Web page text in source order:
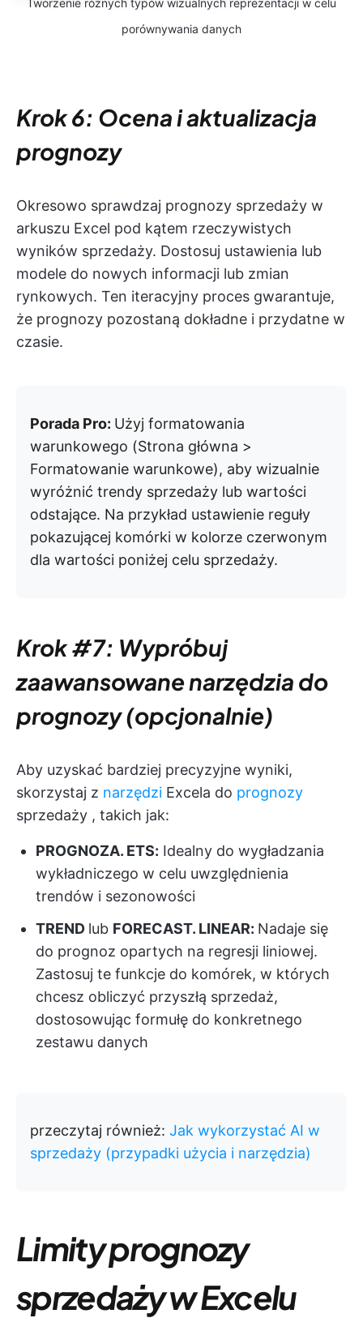
Tworzenie różnych typów wizualnych reprezentacji w celu
porównywania danych
Krok 6: Ocena i aktualizacja
prognozy
Okresowo sprawdzaj prognozy sprzedaży w
arkuszu Excel pod kątem rzeczywistych
wyników sprzedaży. Dostosuj ustawienia lub
modele do nowych informacji lub zmian
rynkowych. Ten iteracyjny proces gwarantuje,
że prognozy pozostaną dokładne i przydatne w
czasie.
Porada Pro: Użyj formatowania
warunkowego (Strona główna >
Formatowanie warunkowe), aby wizualnie
wyróżnić trendy sprzedaży lub wartości
odstające. Na przykład ustawienie reguły
pokazującej komórki w kolorze czerwonym
dla wartości poniżej celu sprzedaży.
Krok #7: Wypróbuj
zaawansowane narzędzia do
prognozy (opcjonalnie)
Aby uzyskać bardziej precyzyjne wyniki,
skorzystaj z narzędzi Excela do prognozy
sprzedaży , takich jak:
PROGNOZA. ETS: Idealny do wygładzania
wykładniczego w celu uwzględnienia
trendów i sezonowości
TREND lub FORECAST. LINEAR: Nadaje się
do prognoz opartych na regresji liniowej.
Zastosuj te funkcje do komórek, w których
chcesz obliczyć przyszłą sprzedaż,
dostosowując formułę do konkretnego
zestawu danych
przeczytaj również: Jak wykorzystać AI w
sprzedaży (przypadki użycia i narzędzia)
Limity prognozy
sprzedaży w Excelu